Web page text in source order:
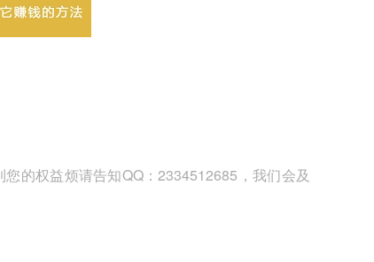
的权益烦请告知QQ：2334512685，我们会及